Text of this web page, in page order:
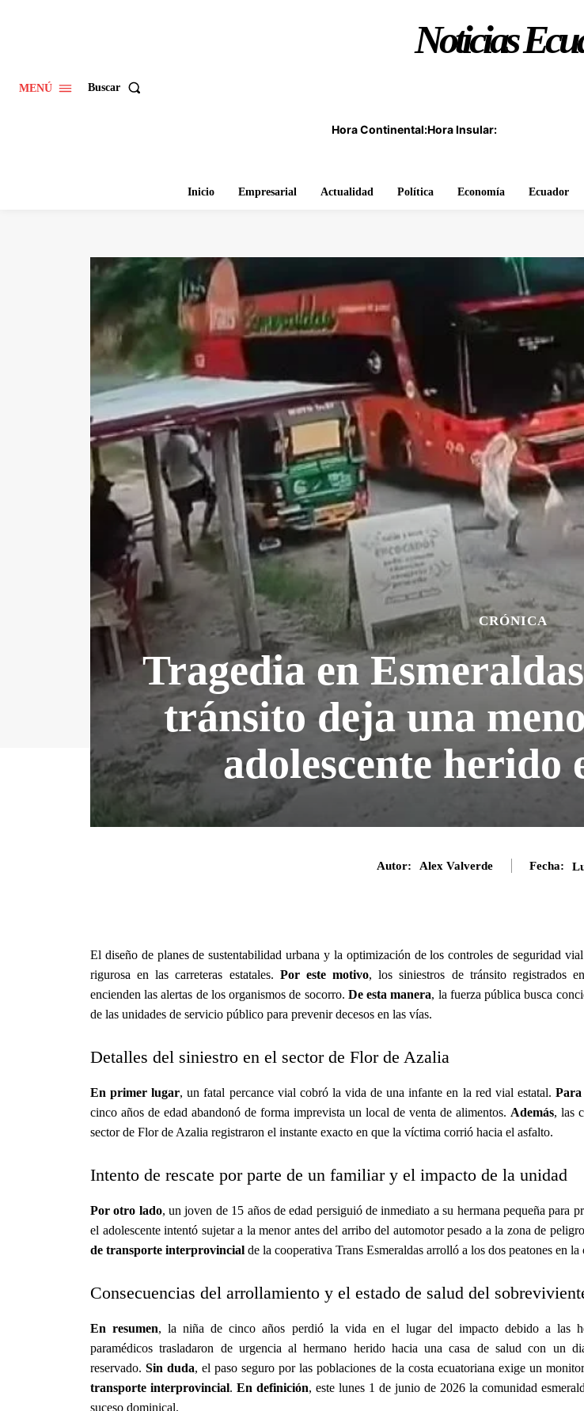
MENÚ Buscar
Noticias
Hora Continental:Hora Insular:
Inicio Empresarial Actualidad Política Economía Ecuador
CRÓNICA
Tragedia en
tránsito deja una
adolescente herido
Autor: Alex Valverde Fecha:
El diseño de planes de sustentabilidad urbana y la optimización de los controles de seguridad
rigurosa en las carreteras estatales. Por este motivo, los siniestros de tránsito registrados
encienden las alertas de los organismos de socorro. De esta manera, la fuerza pública busca
de las unidades de servicio público para prevenir decesos en las vías.
Detalles del siniestro en el sector de Flor de Azalia
En primer lugar, un fatal percance vial cobró la vida de una infante en la red vial estatal.
cinco años de edad abandonó de forma imprevista un local de venta de alimentos. Además, las
sector de Flor de Azalia registraron el instante exacto en que la víctima corrió hacia el asfalto.
Intento de rescate por parte de un familiar y el impacto de la unidad
Por otro lado, un joven de 15 años de edad persiguió de inmediato a su hermana pequeña para
el adolescente intentó sujetar a la menor antes del arribo del automotor pesado a la zona de
de transporte interprovincial de la cooperativa Trans Esmeraldas arrolló a los dos peatones en la
Consecuencias del arrollamiento y el estado de salud del
En resumen, la niña de cinco años perdió la vida en el lugar del impacto debido a las
paramédicos trasladaron de urgencia al hermano herido hacia una casa de salud con un
reservado.Sin duda, el paso seguro por las poblaciones de la costa ecuatoriana exige un
transporte interprovincial.En definición, este lunes 1 de junio de 2026 la comunidad
suceso dominical.